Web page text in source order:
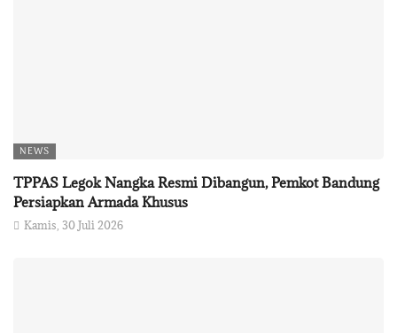
NEWS
TPPAS Legok Nangka Resmi Dibangun, Pemkot Bandung
Persiapkan Armada Khusus
Kamis, 30 Juli 2026